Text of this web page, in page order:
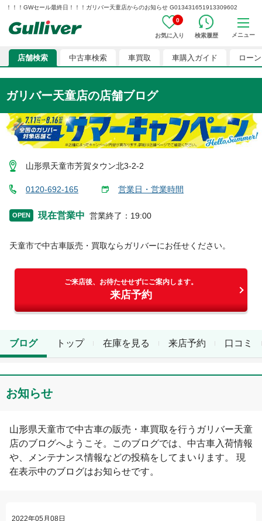
！！！GWセール最終日！！！ガリバー天童店からのお知らせ G013431651913309602
0
お気に入り 検索履歴 メニュー
店舗検索 中古車検索 車買取 車購入ガイド ローン
ガリバー天童店の店舗ブログ
山形県天童市芳賀タウン北3-2-2
0120-692-165 営業日・営業時間
OPEN 現在営業中 営業終了 ： 19:00
天童市で中古車販売・買取ならガリバーにお任せください。
ご来店後、お待たせせずにご案内します。
来店予約
トップ 在庫を見る 来店予約 口コミ
ブログ
お知らせ
山形県天童市で中古車の販売・車買取を行う ガリバー天童
店のブログへようこそ。このブログでは、中古車入荷情報
や、メンテナンス情報などの投稿をしてまいります。 現
在表示中のブログはお知らせです。
2022年05月08日